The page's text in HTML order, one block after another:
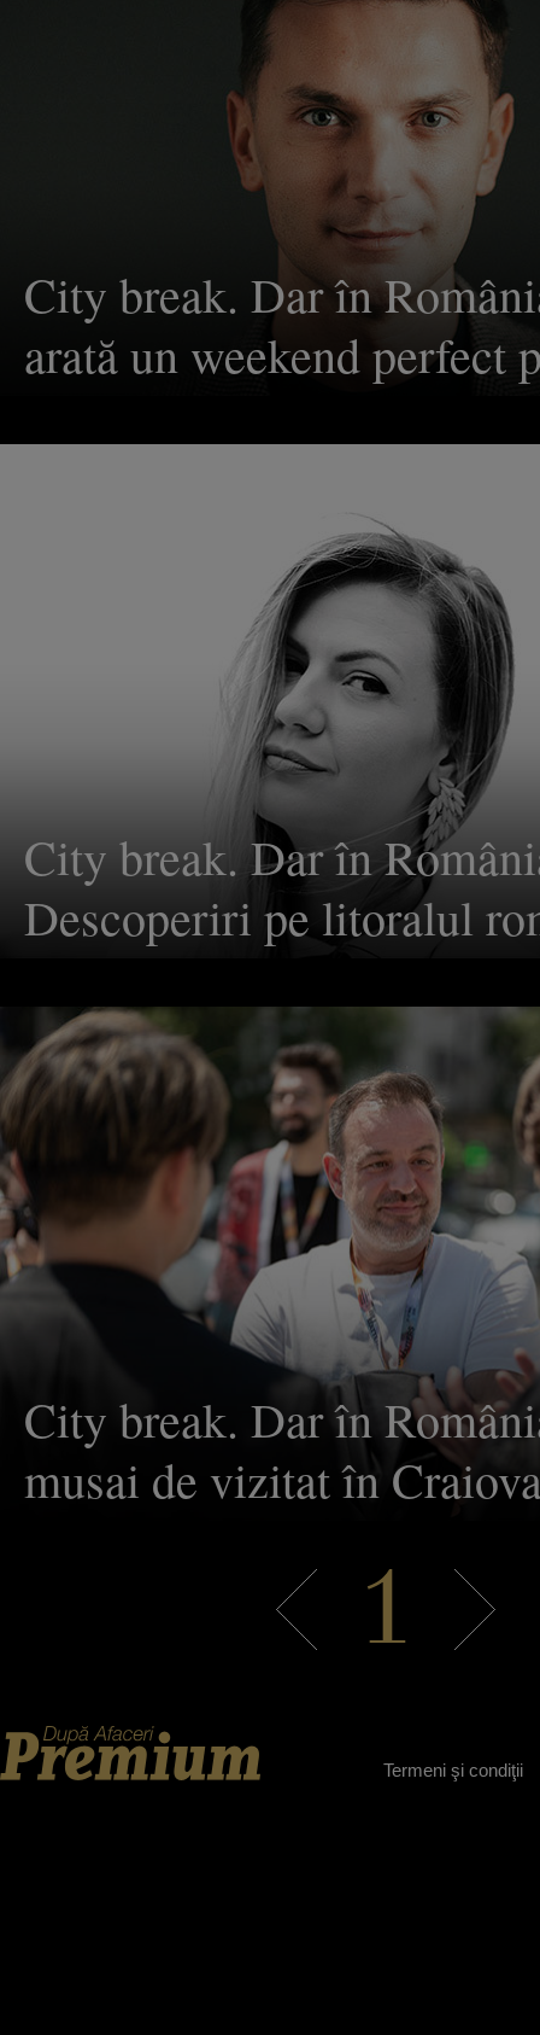
City break. Dar în
arată un weekend perfect
City break. Dar în
Descoperiri pe litoralul
Constanţa
City break. Dar în
musai de vizitat în
artistic al Teatrului
Craiova şi totodată
Festivalului Shakespeare
1
Termeni şi condiţii